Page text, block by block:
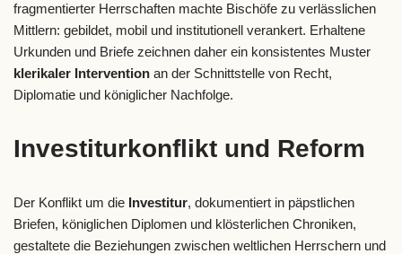
fragmentierter Herrschaften machte Bischöfe zu verlässlichen
Mittlern: gebildet, mobil und institutionell verankert. Erhaltene
Urkunden und Briefe zeichnen daher ein konsistentes Muster
klerikaler Intervention an der Schnittstelle von Recht,
Diplomatie und königlicher Nachfolge.
Investiturkonflikt und Reform
Der Konflikt um die Investitur, dokumentiert in päpstlichen
Briefen, königlichen Diplomen und klösterlichen Chroniken,
gestaltete die Beziehungen zwischen weltlichen Herrschern und